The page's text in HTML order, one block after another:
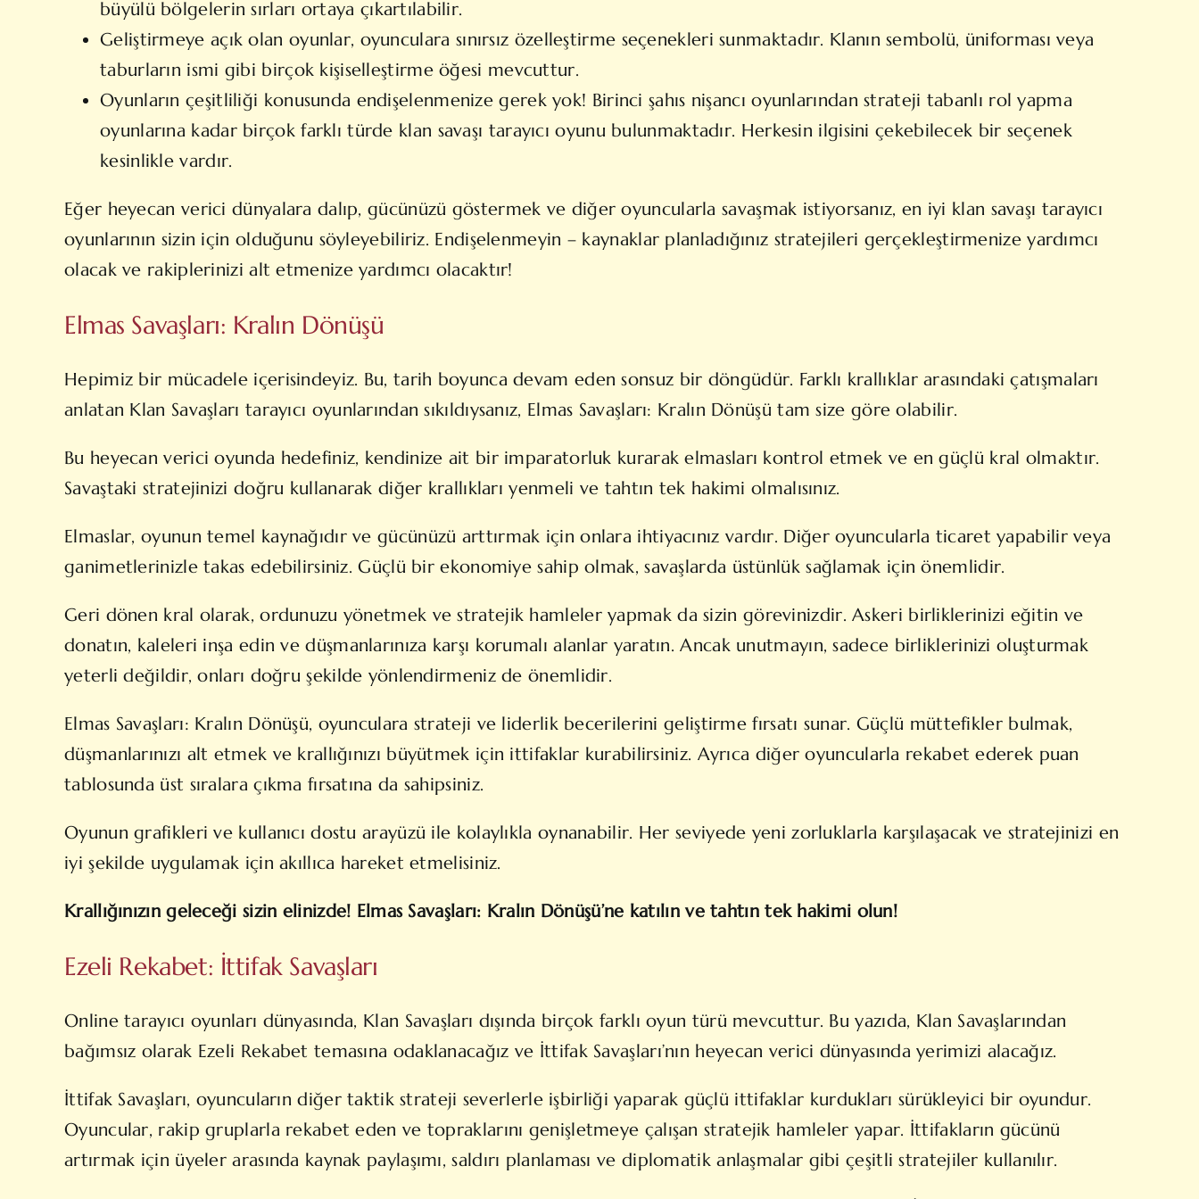
büyülü bölgelerin sırları ortaya çıkartılabilir.
Geliştirmeye açık olan oyunlar, oyunculara sınırsız özelleştirme seçenekleri sunmaktadır. Klanın sembolü, üniforması veya
taburların ismi gibi birçok kişiselleştirme öğesi mevcuttur.
Oyunların çeşitliliği konusunda endişelenmenize gerek yok! Birinci şahıs nişancı oyunlarından strateji tabanlı rol yapma
oyunlarına kadar birçok farklı türde klan savaşı tarayıcı oyunu bulunmaktadır. Herkesin ilgisini çekebilecek bir seçenek
kesinlikle vardır.
Eğer heyecan verici dünyalara dalıp, gücünüzü göstermek ve diğer oyuncularla savaşmak istiyorsanız, en iyi klan savaşı tarayıcı
oyunlarının sizin için olduğunu söyleyebiliriz. Endişelenmeyin – kaynaklar planladığınız stratejileri gerçekleştirmenize yardımcı
olacak ve rakiplerinizi alt etmenize yardımcı olacaktır!
Elmas Savaşları: Kralın Dönüşü
Hepimiz bir mücadele içerisindeyiz. Bu, tarih boyunca devam eden sonsuz bir döngüdür. Farklı krallıklar arasındaki çatışmaları
anlatan Klan Savaşları tarayıcı oyunlarından sıkıldıysanız, Elmas Savaşları: Kralın Dönüşü tam size göre olabilir.
Bu heyecan verici oyunda hedefiniz, kendinize ait bir imparatorluk kurarak elmasları kontrol etmek ve en güçlü kral olmaktır.
Savaştaki stratejinizi doğru kullanarak diğer krallıkları yenmeli ve tahtın tek hakimi olmalısınız.
Elmaslar, oyunun temel kaynağıdır ve gücünüzü arttırmak için onlara ihtiyacınız vardır. Diğer oyuncularla ticaret yapabilir veya
ganimetlerinizle takas edebilirsiniz. Güçlü bir ekonomiye sahip olmak, savaşlarda üstünlük sağlamak için önemlidir.
Geri dönen kral olarak, ordunuzu yönetmek ve stratejik hamleler yapmak da sizin görevinizdir. Askeri birliklerinizi eğitin ve
donatın, kaleleri inşa edin ve düşmanlarınıza karşı korumalı alanlar yaratın. Ancak unutmayın, sadece birliklerinizi oluşturmak
yeterli değildir, onları doğru şekilde yönlendirmeniz de önemlidir.
Elmas Savaşları: Kralın Dönüşü, oyunculara strateji ve liderlik becerilerini geliştirme fırsatı sunar. Güçlü müttefikler bulmak,
düşmanlarınızı alt etmek ve krallığınızı büyütmek için ittifaklar kurabilirsiniz. Ayrıca diğer oyuncularla rekabet ederek puan
tablosunda üst sıralara çıkma fırsatına da sahipsiniz.
Oyunun grafikleri ve kullanıcı dostu arayüzü ile kolaylıkla oynanabilir. Her seviyede yeni zorluklarla karşılaşacak ve stratejinizi en
iyi şekilde uygulamak için akıllıca hareket etmelisiniz.
Krallığınızın geleceği sizin elinizde! Elmas Savaşları: Kralın Dönüşü’ne katılın ve tahtın tek hakimi olun!
Ezeli Rekabet: İttifak Savaşları
Online tarayıcı oyunları dünyasında, Klan Savaşları dışında birçok farklı oyun türü mevcuttur. Bu yazıda, Klan Savaşlarından
bağımsız olarak Ezeli Rekabet temasına odaklanacağız ve İttifak Savaşları’nın heyecan verici dünyasında yerimizi alacağız.
İttifak Savaşları, oyuncuların diğer taktik strateji severlerle işbirliği yaparak güçlü ittifaklar kurdukları sürükleyici bir oyundur.
Oyuncular, rakip gruplarla rekabet eden ve topraklarını genişletmeye çalışan stratejik hamleler yapar. İttifakların gücünü
artırmak için üyeler arasında kaynak paylaşımı, saldırı planlaması ve diplomatik anlaşmalar gibi çeşitli stratejiler kullanılır.